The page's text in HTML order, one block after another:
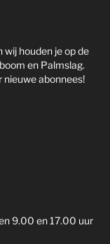
wij houden je op de
en Palmslag.
abonnees!
9.00 en 17.00 uur